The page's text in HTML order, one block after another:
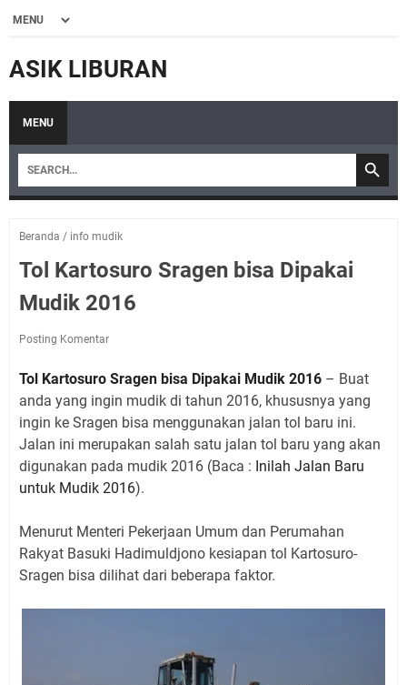
ASIK LIBURAN
MENU
Beranda / info mudik
Tol Kartosuro Sragen bisa Dipakai
Mudik 2016
Posting Komentar
Tol Kartosuro Sragen bisa Dipakai Mudik 2016 – Buat
anda yang ingin mudik di tahun 2016, khususnya yang
ingin ke Sragen bisa menggunakan jalan tol baru ini.
Jalan ini merupakan salah satu jalan tol baru yang akan
digunakan pada mudik 2016 (Baca : Inilah Jalan Baru
untuk Mudik 2016).
Menurut Menteri Pekerjaan Umum dan Perumahan
Rakyat Basuki Hadimuldjono kesiapan tol Kartosuro-
Sragen bisa dilihat dari beberapa faktor.